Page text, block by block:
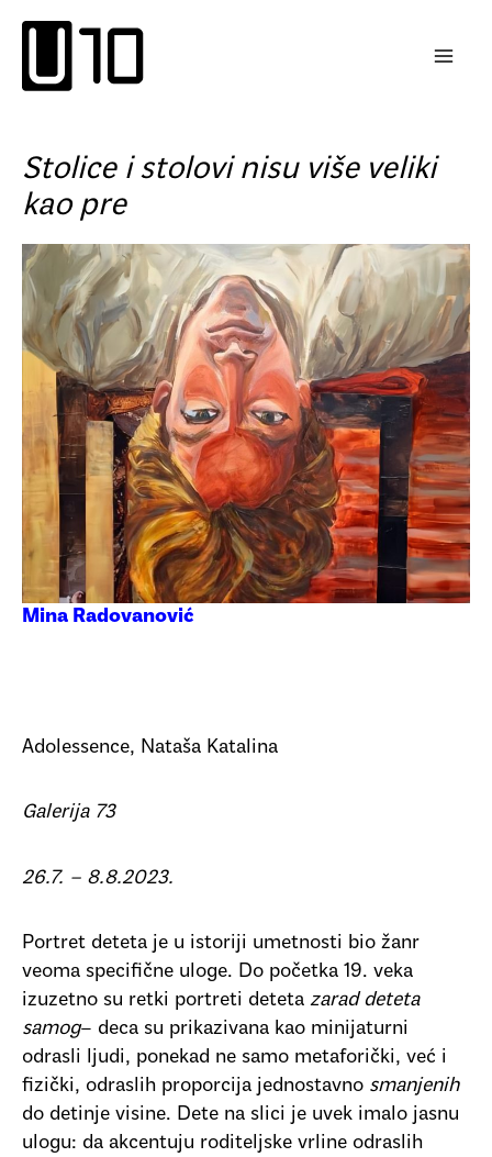
садржај
Stolice i stolovi nisu više veliki
kao pre
Mina Radovanović
Adolessence, Nataša Katalina
Galerija 73
26.7. – 8.8.2023.
Portret deteta je u istoriji umetnosti bio žanr
veoma specifične uloge. Do početka 19. veka
izuzetno su retki portreti deteta zarad deteta
samog– deca su prikazivana kao minijaturni
odrasli ljudi, ponekad ne samo metaforički, već i
fizički, odraslih proporcija jednostavno smanjenih
do detinje visine. Dete na slici je uvek imalo jasnu
ulogu: da akcentuju roditeljske vrline odraslih